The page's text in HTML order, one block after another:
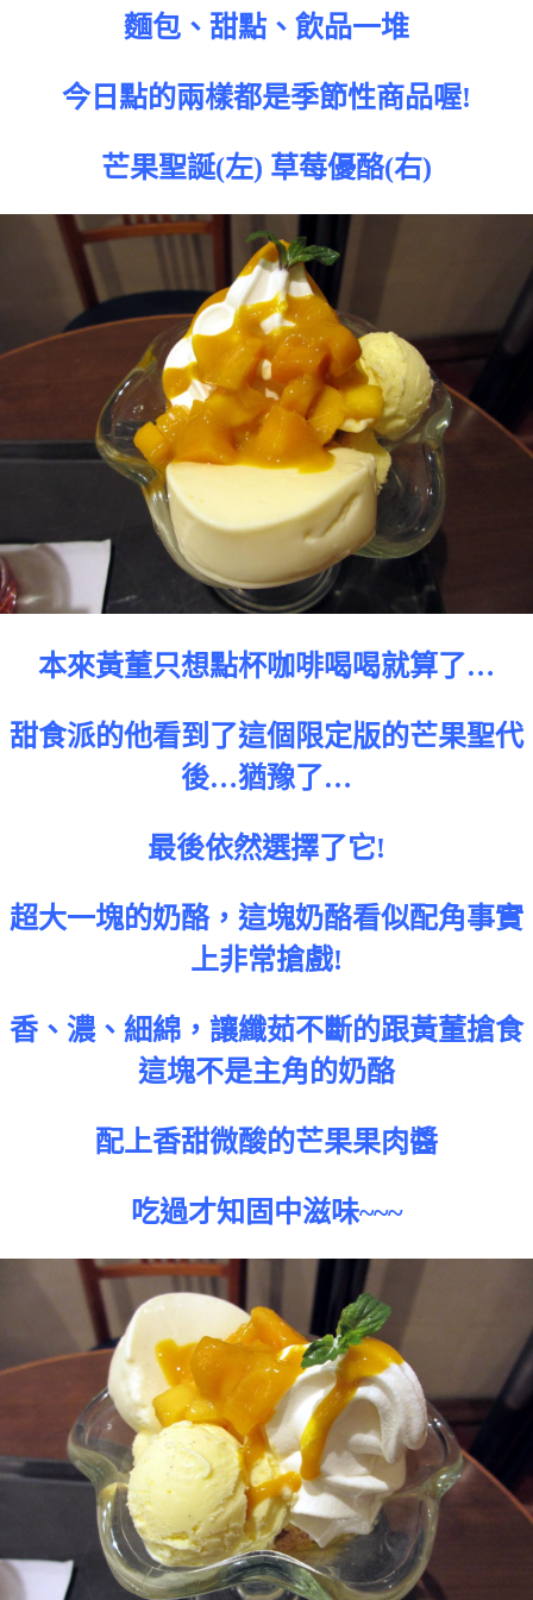
麵包、甜點、飲品一堆
今日點的兩樣都是季節性商品喔!
芒果聖誕(左) 草莓優酪(右)
本來黃董只想點杯咖啡喝喝就算了…
甜食派的他看到了這個限定版的芒果聖代
後…猶豫了…
最後依然選擇了它!
超大一塊的奶酪，這塊奶酪看似配角事實
上非常搶戲!
香、濃、細綿，讓纖茹不斷的跟黃董搶食
這塊不是主角的奶酪
配上香甜微酸的芒果果肉醬
吃過才知固中滋味~~~